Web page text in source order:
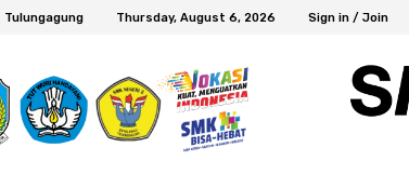
Tulungagung Thursday, August 6, 2026 Sign in / Join